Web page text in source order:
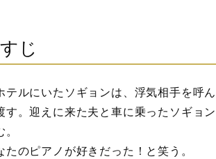
じ
ルにいたソギョンは、浮気相手を呼ん
。迎えに来た夫と車に乗ったソギョン
のピアノが好きだった！と笑う。